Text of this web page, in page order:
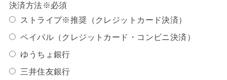
決済方法※必須
ストライプ※推奨（クレジットカード決済）
ペイパル（クレジットカード・コンビニ決済）
ゆうちょ銀行
三井住友銀行